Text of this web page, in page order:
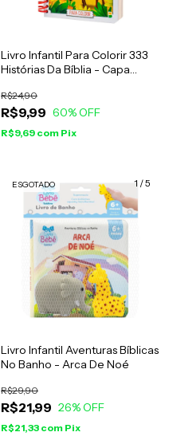
Livro Infantil Para Colorir 333
Histórias Da Bíblia - Capa
R$9,99
R$24,90
60% OFF
R$9,69 com Pix
1 /5
ESGOTADO
Livro Infantil Aventuras Bíblicas
No Banho - Arca De Noé
R$21,99
R$29,90
26% OFF
R$21,33 com Pix